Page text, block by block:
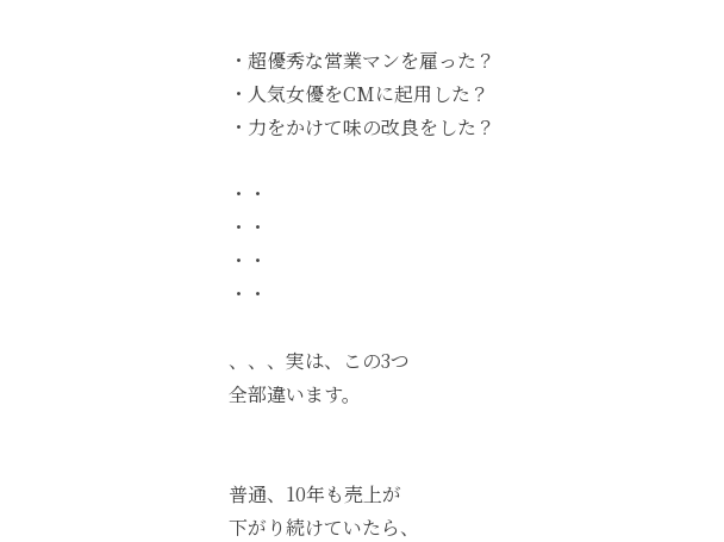
・超優秀な営業マンを雇った？
・人気女優をCMに起用した？
・力をかけて味の改良をした？
・・
・・
・・
・・
、、、実は、この3つ
全部違います。
普通、10年も売上が
下がり続けていたら、